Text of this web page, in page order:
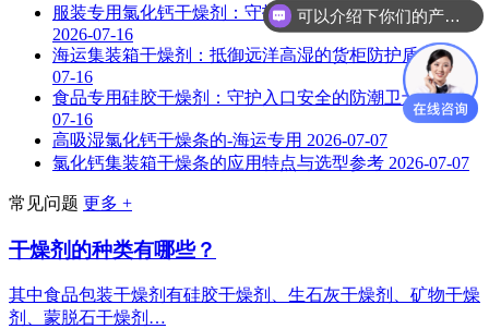
服装专用氯化钙干燥剂：守护织物干爽的防潮能手
2026-07-16
海运集装箱干燥剂：抵御远洋高湿的货柜防护盾2026-
07-16
食品专用硅胶干燥剂：守护入口安全的防潮卫士2026-
07-16
高吸湿氯化钙干燥条的-海运专用 2026-07-07
氯化钙集装箱干燥条的应用特点与选型参考 2026-07-07
常见问题 更多 +
干燥剂的种类有哪些？
其中食品包装干燥剂有硅胶干燥剂、生石灰干燥剂、矿物干燥
剂、蒙脱石干燥剂…
可以介绍下你们的产品么？